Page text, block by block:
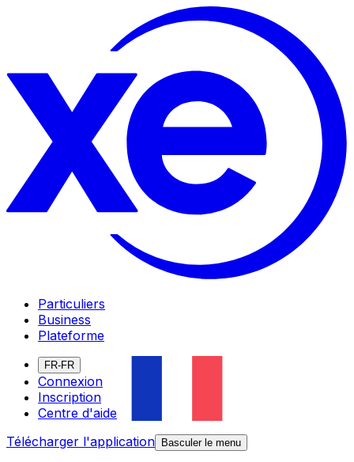
Particuliers
Business
Plateforme
FR-FR
Connexion
Inscription
Centre d'aide
Télécharger l'application
Basculer le menu